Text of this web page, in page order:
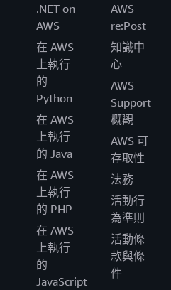
.NET on
AWS
在 AWS
上執行
的
Python
在 AWS
上執行
的 Java
在 AWS
上執行
的 PHP
在 AWS
上執行
的
JavaScript
AWS
re:Post
知識中
心
AWS
Support
概觀
AWS 可
存取性
法務
活動行
為準則
活動條
款與條
件